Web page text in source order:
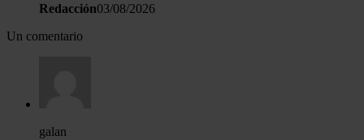
Redacción03/08/2026
Un comentario
galan